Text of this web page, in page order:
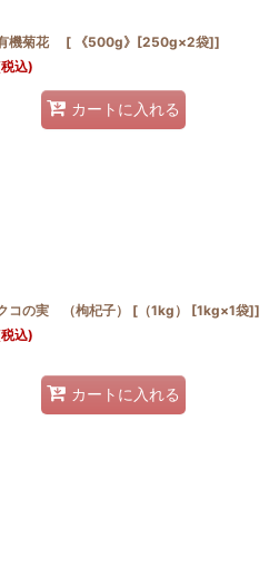
機菊花 [ 《500g》[250g×2袋]]
込)
カートに入れる
コの実 （枸杞子） [（1kg） [1kg×1袋]]
込)
カートに入れる